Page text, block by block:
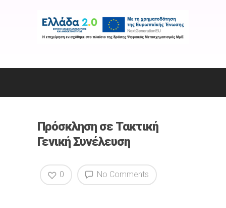
Πρόσκληση σε Τακτική
Γενική Συνέλευση
No Comments
0